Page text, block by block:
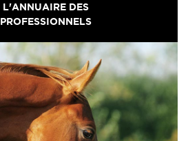
L'ANNUAIRE DES
PROFESSIONNELS